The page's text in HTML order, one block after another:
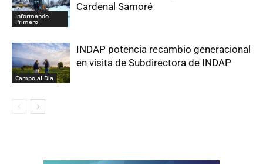
Informando
Primero
Cardenal Samoré
Campo al Día
INDAP potencia recambio generacional
en visita de Subdirectora de INDAP